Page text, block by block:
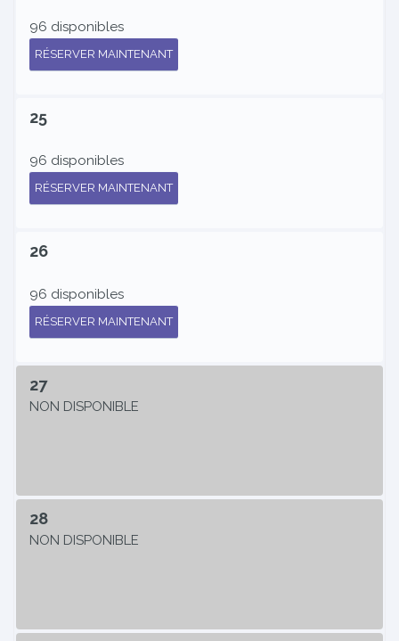
96 disponibles
RÉSERVER MAINTENANT
25
96 disponibles
RÉSERVER MAINTENANT
26
96 disponibles
RÉSERVER MAINTENANT
27
NON DISPONIBLE
28
NON DISPONIBLE